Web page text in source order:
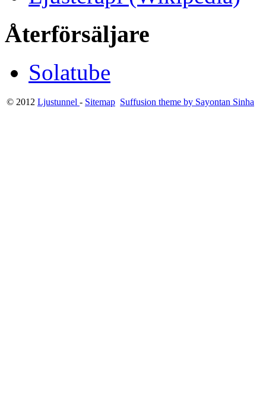
Återförsäljare
Solatube
© 2012 Ljustunnel - Sitemap Suffusion theme by Sayontan Sinha